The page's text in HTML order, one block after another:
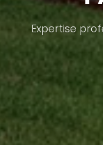
Expertise